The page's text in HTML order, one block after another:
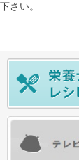
下さい。